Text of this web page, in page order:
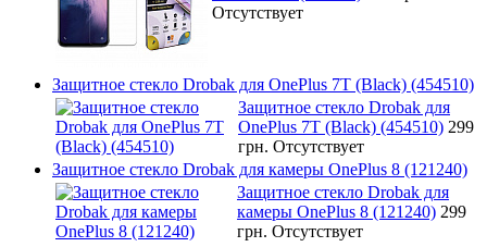
Отсутствует
Защитное стекло Drobak для OnePlus 7T (Black) (454510)
Защитное стекло Drobak для
OnePlus 7T (Black) (454510) 299
грн. Отсутствует
Защитное стекло Drobak для камеры OnePlus 8 (121240)
Защитное стекло Drobak для
камеры OnePlus 8 (121240) 299
грн. Отсутствует